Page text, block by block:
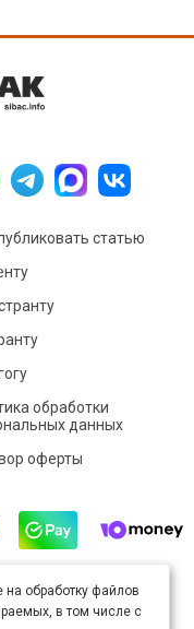
статью
обработки
данных
оферты
полицензии Creative
(«Атрибуция») 4.0
на обработку файлов
в том числе с